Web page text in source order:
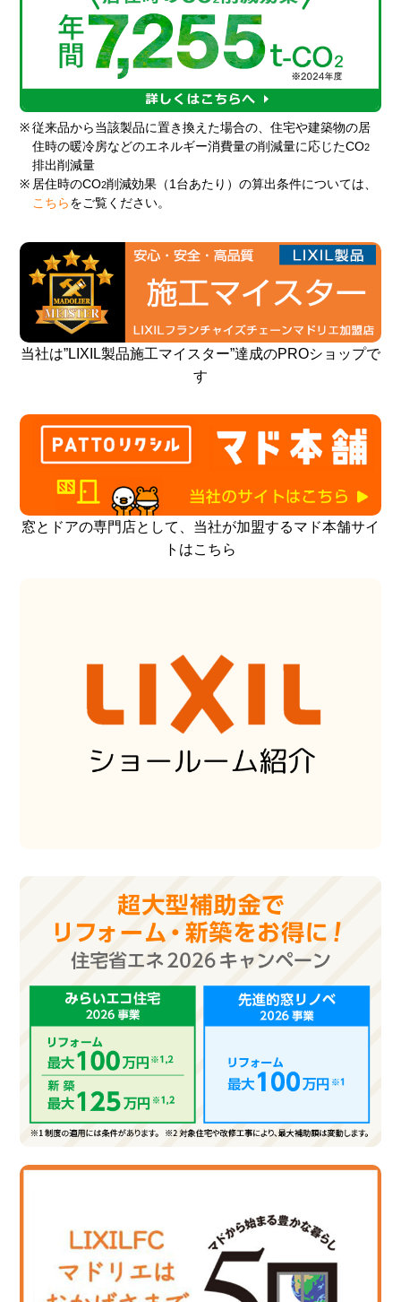
※ 従来品から当該製品に置き換えた場合の、住宅や建築物の居
住時の暖冷房などのエネルギー消費量の削減量に応じたCO2
排出削減量
※ 居住時のCO2削減効果（1台あたり）の算出条件については、
こちら をご覧ください。
当社は”LIXIL製品施工マイスター”達成のPROショップで
す
窓とドアの専門店として、当社が加盟するマド本舗サイ
トはこちら